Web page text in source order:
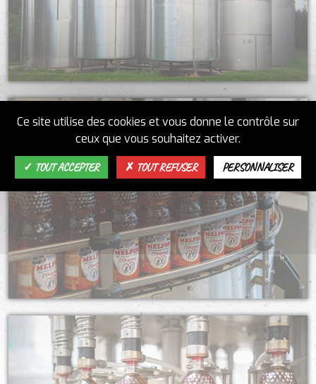
Ce site utilise des cookies et vous donne le contrôle sur
ceux que vous souhaitez activer.
TOUT ACCEPTER TOUT REFUSER PERSONNALISER